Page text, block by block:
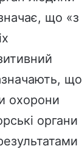
що «з
що
охорони
органи